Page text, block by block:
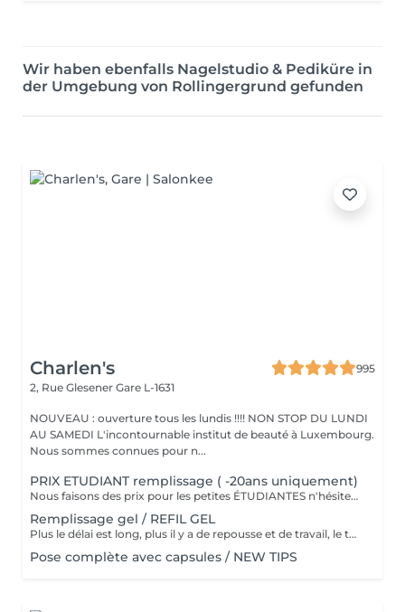
Wir haben ebenfalls Nagelstudio & Pediküre in
der Umgebung von Rollingergrund gefunden
Charlen's
995
2, Rue Glesener Gare L-1631
NOUVEAU : ouverture tous les lundis !!!! NON STOP DU LUNDI
AU SAMEDI L'incontournable institut de beauté à Luxembourg.
Nous sommes connues pour n...
PRIX ETUDIANT remplissage ( -20ans uniquement)
Nous faisons des prix pour les petites ÉTUDIANTES n'hésitez pas a passer
Remplissage gel / REFIL GEL
Plus le délai est long, plus il y a de repousse et de travail, le tarif s'adapte donc au temps écoulé depuis votre dernier rendez-vous. Merci de choisir le remplissage adapté
Pose complète avec capsules / NEW TIPS